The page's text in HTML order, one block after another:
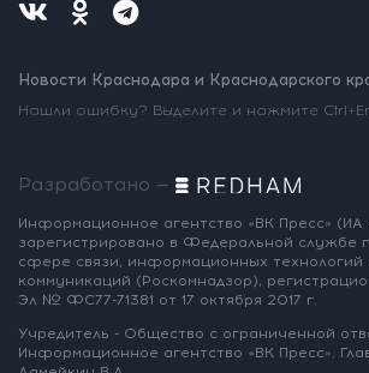
Новости Краснодара и Краснодарского
Нашли ошибку? Выделите и нажмите
Разработано —
Информационное агентство «ВК Пресс» (ИА
зарегистрировано в Федеральной службе
сфере связи, информационных технологий
коммуникаций (Роскомнадзор),
Эл № ФС77-71381 от 17 октября 2017 г.
Учредитель - Общество с ограниченной
Информационное агентство «ВК Пресс».